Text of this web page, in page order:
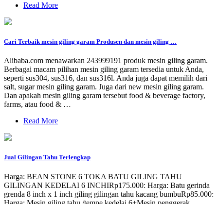
Read More
Cari Terbaik mesin giling garam Produsen dan mesin giling …
Alibaba.com menawarkan 243999191 produk mesin giling garam.
Berbagai macam pilihan mesin giling garam tersedia untuk Anda,
seperti sus304, sus316, dan sus316l. Anda juga dapat memilih dari
salt, sugar mesin giling garam. Juga dari new mesin giling garam.
Dan apakah mesin giling garam tersebut food & beverage factory,
farms, atau food & …
Read More
Jual Gilingan Tahu Terlengkap
Harga: BEAN STONE 6 TOKA BATU GILING TAHU
GILINGAN KEDELAI 6 INCHIRp175.000: Harga: Batu gerinda
grenda 8 inch x 1 inch giling gilingan tahu kacang bumbuRp85.000: